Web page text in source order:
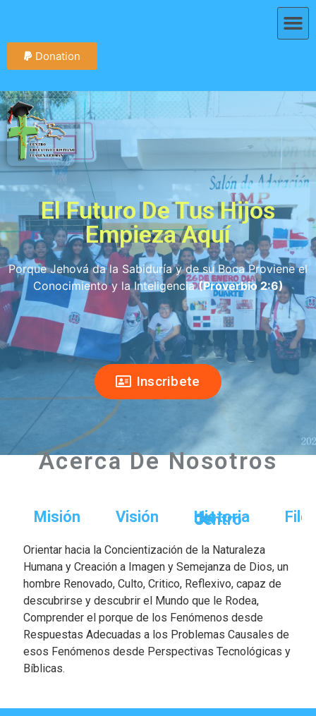
Donation
El Futuro De Tus Hijos
Empieza Aquí
Porque Jehová da la Sabiduría y de su Boca Proviene el
Conocimiento y la Inteligencia(Proverbio 2:6)
Inscribete
Acerca De Nosotros
Misión Visión Historia del Centro
Orientar hacia la Concientización de la Naturaleza
Humana y Creación a Imagen y Semejanza de Dios, un
hombre Renovado, Culto, Critico, Reflexivo, capaz de
descubrirse y descubrir el Mundo que le Rodea,
Comprender el porque de los Fenómenos desde
Respuestas Adecuadas a los Problemas Causales de
esos Fenómenos desde Perspectivas Tecnológicas y
Bíblicas.